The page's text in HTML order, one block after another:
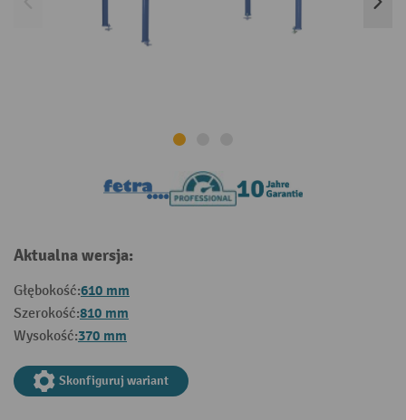
Aktualna wersja:
Głębokość:610 mm
Szerokość:810 mm
Wysokość:370 mm
Skonfiguruj wariant